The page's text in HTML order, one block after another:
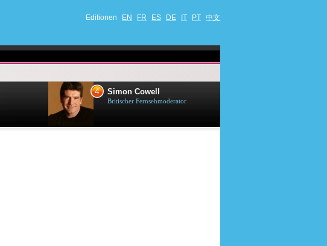
Editionen EN FR ES DE IT PT 中文
4 Simon Cowell
Britischer Fernsehmoderator